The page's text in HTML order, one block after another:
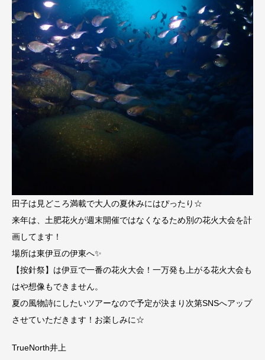
田子は見どころ満載で大人の夏休みにはぴったり☆
来年は、土肥花火が週末開催ではなくなるため別の花火大会を計
画してます！
場所は東伊豆の伊東へ✨
【按針祭】は伊豆で一番の花火大会！一万発も上がる花火大会も
はや想像もできません。
夏の風物詩にしたいツアーなので予定が決まり次第SNSへアップ
させていただきます！お楽しみに☆
TrueNorth井上